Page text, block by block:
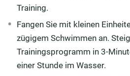
Training.
Fangen Sie mit kleinen
zügigem Schwimmen an.
Trainingsprogramm in 3-
einer Stunde im Wasser.